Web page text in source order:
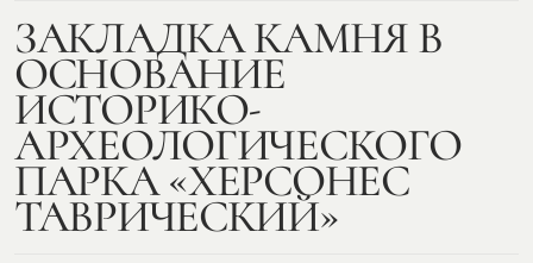
ЗАКЛАДКА КАМНЯ В
ОСНОВАНИЕ
ИСТОРИКО-
АРХЕОЛОГИЧЕСКОГО
ПАРКА «ХЕРСОНЕС
ТАВРИЧЕСКИЙ»